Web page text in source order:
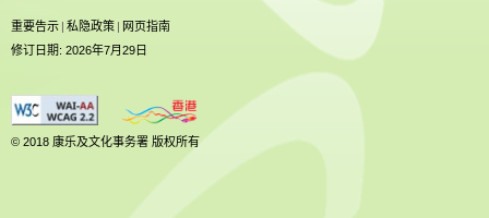
重要告示 | 私隐政策 | 网页指南
修订日期: 2026年7月29日
© 2018 康乐及文化事务署 版权所有